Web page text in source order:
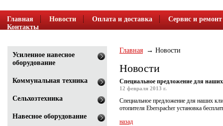
Главная Новости Оплата и доставка
Сервис и ремонт
Контакты
Главная Новости
Новости
Специальное предложение для
12 февраля 2013 г.
Специальное предложение для наших
отопителя Eberspacher установка
назад
Усиленное навесное
оборудование
Коммунальная техника
Сельхозтехника
Навесное оборудование